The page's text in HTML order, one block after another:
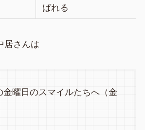
ばれる
居さんは
金曜日のスマイルたちへ（金